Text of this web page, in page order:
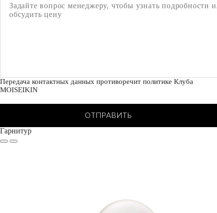
Передача контактных данных противоречит политике Клуба
MOISEIKIN
ОТПРАВИТЬ
Гарнитур